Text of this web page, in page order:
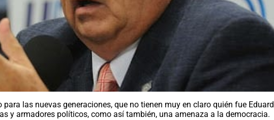
las nuevas generaciones, que no tienen muy en claro quién fue
y armadores políticos, como así también, una amenaza a la democracia.